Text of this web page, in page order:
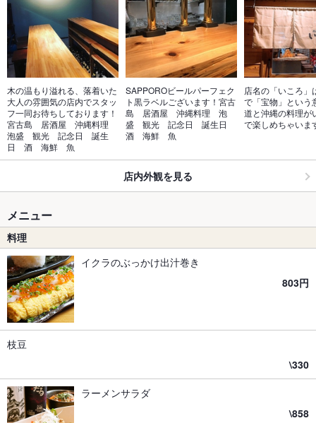
木の温もり溢れる、落着いた
大人の雰囲気の店内でスタッ
フ一同お待ちしております！
宮古島　居酒屋　沖縄料理
泡盛　観光　記念日　誕生
日　酒　海鮮　魚
SAPPOROビールパーフェク
ト黒ラベルございます！宮古
島　居酒屋　沖縄料理　泡
盛　観光　記念日　誕生日
酒　海鮮　魚
店名の「いころ」
で「宝物」という
道と沖縄の料理が
で楽しめちゃいま
店内外観を見る
メニュー
料理
イクラのぶっかけ出汁巻き
803円
枝豆
\330
ラーメンサラダ
\858